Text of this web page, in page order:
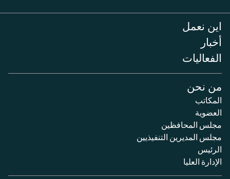
اين نعمل
أخبار
الفعاليات
من نحن
المكاتب
العضوية
مجلس المحافظين
مجلس المديرين التنفيذيين
الرئيس
الإدارة العليا